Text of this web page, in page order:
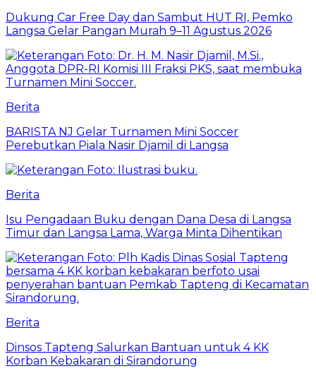
Dukung Car Free Day dan Sambut HUT RI, Pemko
Langsa Gelar Pangan Murah 9–11 Agustus 2026
Berita
BARISTA NJ Gelar Turnamen Mini Soccer
Perebutkan Piala Nasir Djamil di Langsa
Berita
Isu Pengadaan Buku dengan Dana Desa di Langsa
Timur dan Langsa Lama, Warga Minta Dihentikan
Berita
Dinsos Tapteng Salurkan Bantuan untuk 4 KK
Korban Kebakaran di Sirandorung